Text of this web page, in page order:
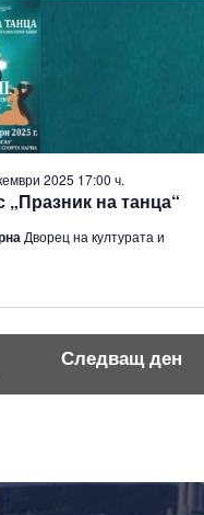
на танца“
2025 17:00 ч.
Дворец на културата и
Следващ ден